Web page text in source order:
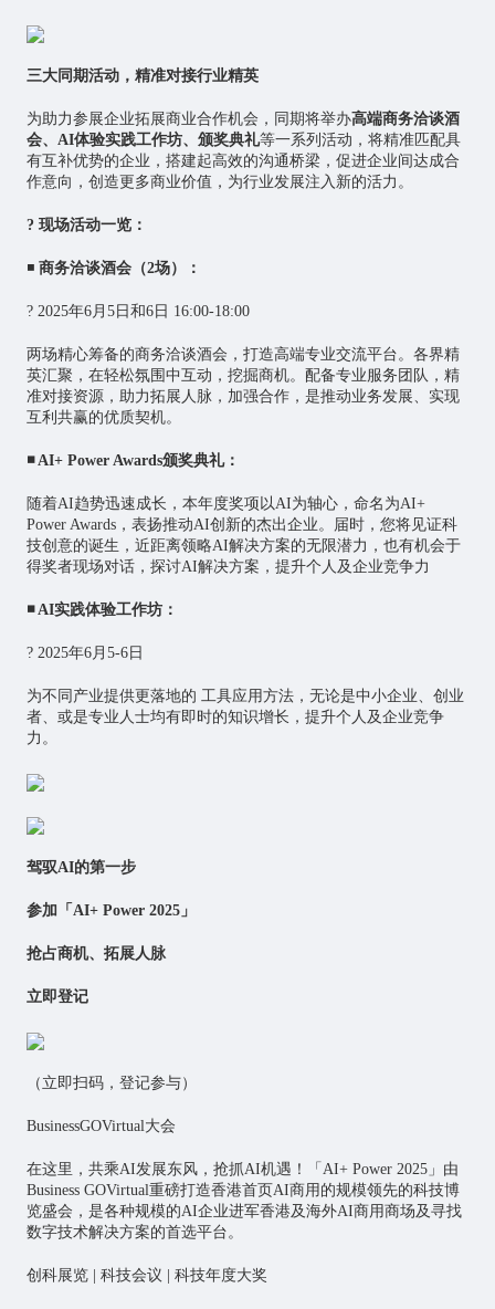
三大同期活动，精准对接行业精英
为助力参展企业拓展商业合作机会，同期将举办高端商务洽谈酒
会、 AI体验实践工作坊、颁奖典礼等一系列活动，将精准匹配具
有互补优势的企业，搭建起高效的沟通桥梁，促进企业间达成合
作意向，创造更多商业价值，为行业发展注入新的活力。
? 现场活动一览：
◾ 商务洽谈酒会（2场）：
? 2025年6月5日和6日 16:00-18:00
两场精心筹备的商务洽谈酒会，打造高端专业交流平台。各界精
英汇聚，在轻松氛围中互动，挖掘商机。配备专业服务团队，精
准对接资源，助力拓展人脉，加强合作，是推动业务发展、实现
互利共赢的优质契机。
◾AI+ Power Awards颁奖典礼：
随着AI趋势迅速成长，本年度奖项以AI为轴心，命名为AI+
Power Awards，表扬推动AI创新的杰出企业。届时，您将见证科
技创意的诞生，近距离领略AI解决方案的无限潜力，也有机会于
得奖者现场对话，探讨AI解决方案，提升个人及企业竞争力
◾AI实践体验工作坊：
? 2025年6月5-6日
为不同产业提供更落地的 工具应用方法，无论是中小企业、创业
者、或是专业人士均有即时的知识增长，提升个人及企业竞争
力。
驾驭AI的第一步
参加「 AI+ Power 2025」
抢占商机、拓展人脉
立即登记
（立即扫码，登记参与）
BusinessGOVirtual大会
在这里，共乘AI发展东风，抢抓AI机遇！「AI+ Power 2025」由
Business GOVirtual重磅打造香港首页AI商用的规模领先的科技博
览盛会，是各种规模的AI企业进军香港及海外AI商用商场及寻找
数字技术解决方案的首选平台。
创科展览 | 科技会议 | 科技年度大奖